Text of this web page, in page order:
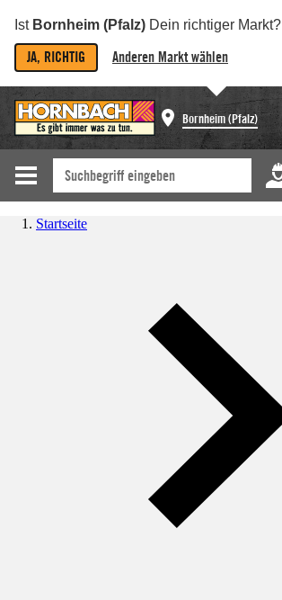
Ist Bornheim (Pfalz) Dein richtiger Markt?
JA, RICHTIG Anderen Markt wählen
Bornheim (Pfalz)
Startseite